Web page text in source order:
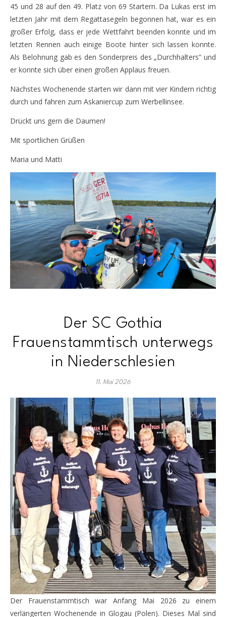
45 und 28 auf den 49. Platz von 69 Startern. Da Lukas erst im
letzten Jahr mit dem Regattasegeln begonnen hat, war es ein
großer Erfolg, dass er jede Wettfahrt beenden konnte und im
letzten Rennen auch einige Boote hinter sich lassen konnte.
Als Belohnung gab es den Sonderpreis des „Durchhalters“ und
er konnte sich über einen großen Applaus freuen.
Nächstes Wochenende starten wir dann mit vier Kindern richtig
durch und fahren zum Askaniercup zum Werbellinsee.
Drückt uns gern die Daumen!
Mit sportlichen Grüßen
Maria und Matti
Der SC Gothia
Frauenstammtisch unterwegs
in Niederschlesien
11. Mai 2026
Der Frauenstammtisch war Anfang Mai 2026 zu einem
verlängerten Wochenende in Glogau (Polen). Dieses Mal sind